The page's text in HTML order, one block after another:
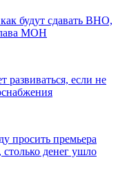
будут сдавать ВНО,
МОН
развиваться, если не
просить премьера
денег ушло